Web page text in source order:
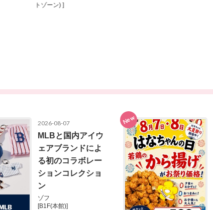
トゾーン) ]
2026-08-07
MLBと国内アイウ
ェアブランドによ
る初のコラボレー
ションコレクショ
ン
ゾフ
[B1F(本館)]
New